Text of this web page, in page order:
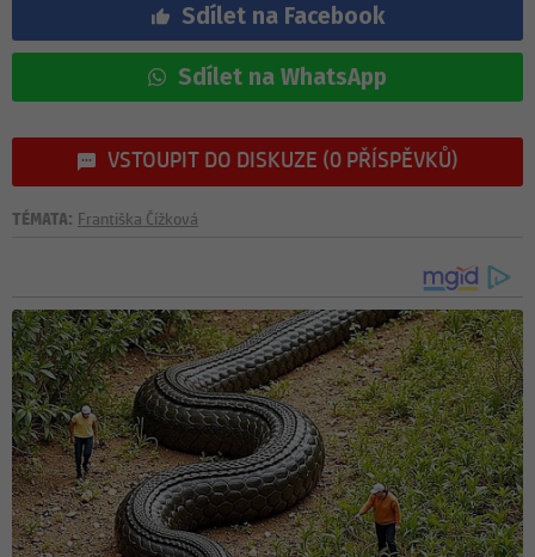
Sdílet na Facebook
Sdílet na WhatsApp
VSTOUPIT DO DISKUZE (0 PŘÍSPĚVKŮ)
TÉMATA: Františka Čížková